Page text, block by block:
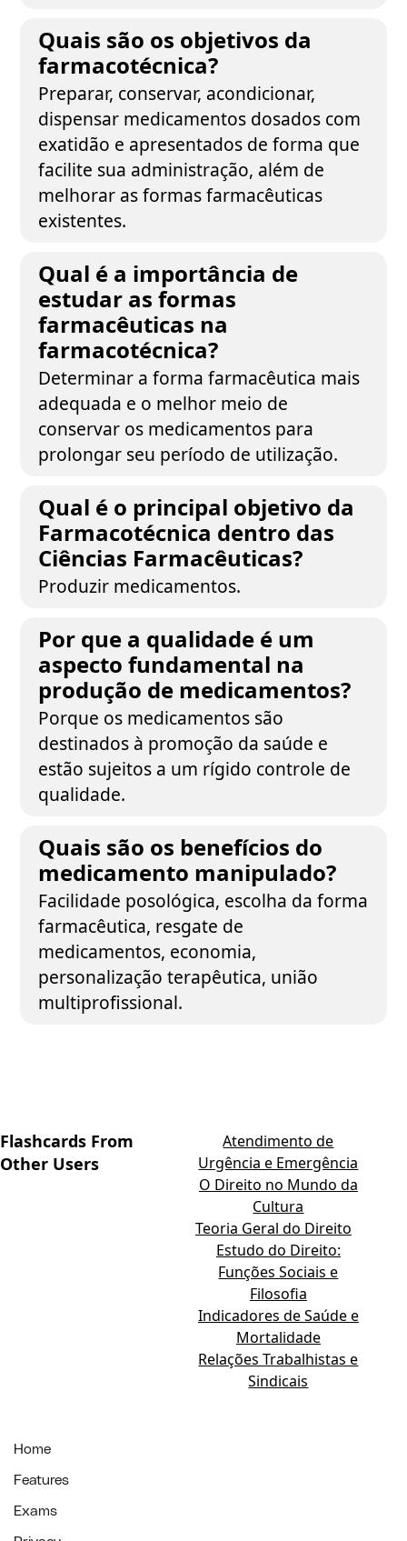
Quais são os objetivos da
farmacotécnica?
Preparar, conservar, acondicionar,
dispensar medicamentos dosados com
exatidão e apresentados de forma que
facilite sua administração, além de
melhorar as formas farmacêuticas
existentes.
Qual é a importância de
estudar as formas
farmacêuticas na
farmacotécnica?
Determinar a forma farmacêutica mais
adequada e o melhor meio de
conservar os medicamentos para
prolongar seu período de utilização.
Qual é o principal objetivo da
Farmacotécnica dentro das
Ciências Farmacêuticas?
Produzir medicamentos.
Por que a qualidade é um
aspecto fundamental na
produção de medicamentos?
Porque os medicamentos são
destinados à promoção da saúde e
estão sujeitos a um rígido controle de
qualidade.
Quais são os benefícios do
medicamento manipulado?
Facilidade posológica, escolha da forma
farmacêutica, resgate de
medicamentos, economia,
personalização terapêutica, união
multiprofissional.
Flashcards From
Other Users
Atendimento de
Urgência e Emergência
O Direito no Mundo da
Cultura
Teoria Geral do Direito
Estudo do Direito:
Funções Sociais e
Filosofia
Indicadores de Saúde e
Mortalidade
Relações Trabalhistas e
Sindicais
Home
Features
Exams